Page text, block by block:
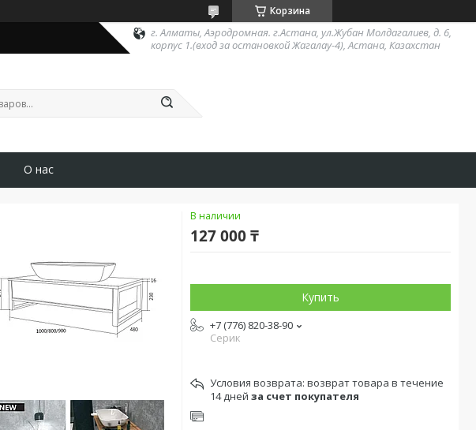
Корзина
г. Алматы, Аэродромная. г.Астана, ул.Жубан Молдагалиев, д. 6,
корпус 1.(вход за остановкой Жагалау-4), Астана, Казахстан
О нас
В наличии
127 000 ₸
Купить
+7 (776) 820-38-90
Серик
возврат товара в течение
14 дней за счет покупателя